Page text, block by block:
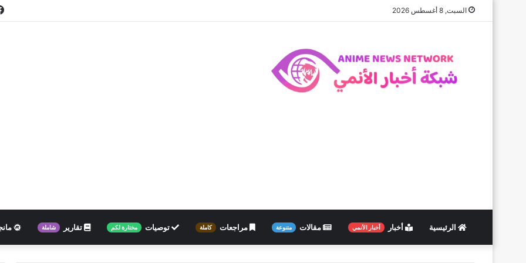
السبت, 8 أغسطس 2026
الرئيسية أخبار أخبار الأنمي مقالات متنوعة مراجعات كاملة توصيات مختارة لكم تقارير شاملة